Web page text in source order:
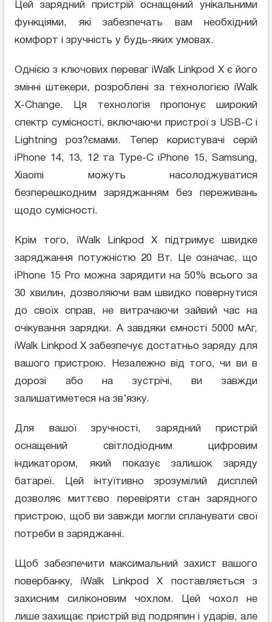
Цей зарядний пристрій оснащений унікальними
функціями, які забезпечать вам необхідний
комфорт і зручність у будь-яких умовах.
Однією з ключових переваг iWalk Linkpod X є його
змінні штекери, розроблені за технологією iWalk
X-Change. Ця технологія пропонує широкий
спектр сумісності, включаючи пристрої з USB-C і
Lightning роз?ємами. Тепер користувачі серій
iPhone 14, 13, 12 та Type-C iPhone 15, Samsung,
Xiaomi можуть насолоджуватися
безперешкодним заряджанням без переживань
щодо сумісності.
Крім того, iWalk Linkpod X підтримує швидке
заряджання потужністю 20 Вт. Це означає, що
iPhone 15 Pro можна зарядити на 50% всього за
30 хвилин, дозволяючи вам швидко повернутися
до своїх справ, не витрачаючи зайвий час на
очікування зарядки. А завдяки ємності 5000 мАг,
iWalk Linkpod X забезпечує достатньо заряду для
вашого пристрою. Незалежно від того, чи ви в
дорозі або на зустрічі, ви завжди
залишатиметеся на зв’язку.
Для вашої зручності, зарядний пристрій
оснащений світлодіодним цифровим
індикатором, який показує залишок заряду
батареї. Цей інтуїтивно зрозумілий дисплей
дозволяє миттєво перевіряти стан зарядного
пристрою, щоб ви завжди могли спланувати свої
потреби в заряджанні.
Щоб забезпечити максимальний захист вашого
повербанку, iWalk Linkpod X поставляється з
захисним силіконовим чохлом. Цей чохол не
лише захищає пристрій від подряпин і ударів, але